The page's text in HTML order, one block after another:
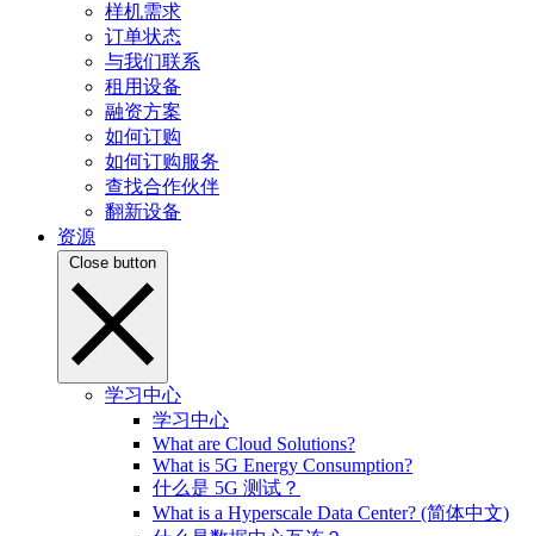
样机需求
订单状态
与我们联系
租用设备
融资方案
如何订购
如何订购服务
查找合作伙伴
翻新设备
资源
Close button
学习中心
学习中心
What are Cloud Solutions?
What is 5G Energy Consumption?
什么是 5G 测试？
What is a Hyperscale Data Center? (简体中文)